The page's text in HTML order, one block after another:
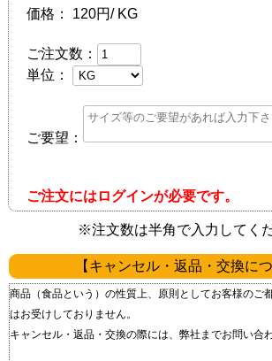
価格： 120円/ KG
ご注文数：
単位：
ご要望：
ご注文にはログインが必要です。
※注文数は半角で入力してくだ
【キャンセル・返品・交換につ
商品（食品という）の性質上、原則としてお客様のご
はお受けしておりません。
キャンセル・返品・交換の際には、弊社までお問い合